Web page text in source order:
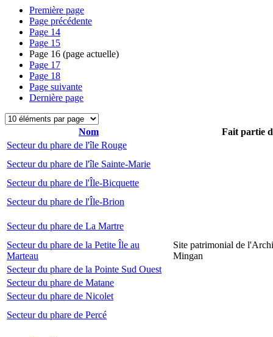
Première page
Page précédente
Page 14
Page 15
Page 16 (page actuelle)
Page 17
Page 18
Page suivante
Dernière page
Nom
Fait partie
Secteur du phare de l'île Rouge
Secteur du phare de l'île Sainte-Marie
Secteur du phare de l'Île-Bicquette
Secteur du phare de l'Île-Brion
Secteur du phare de La Martre
Secteur du phare de la Petite Île au
Marteau
Site patrimonial de
Mingan
Secteur du phare de la Pointe Sud Ouest
Secteur du phare de Matane
Secteur du phare de Nicolet
Secteur du phare de Percé